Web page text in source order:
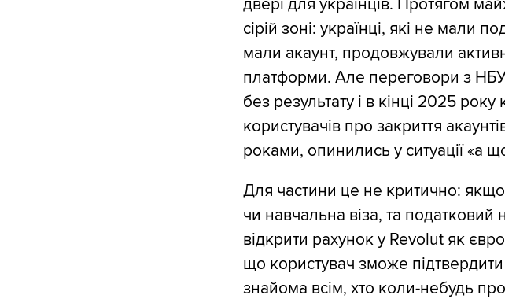
двері для українців. Протягом
сірій зоні: українці, які не мали
мали акаунт, продовжували
платформи. Але переговори з НБУ
без результату і в кінці 2025
користувачів про закриття
роками, опинились у ситуації «а
Для частини це не критично:
чи навчальна віза, та
відкрити рахунок у Revolut як
що користувач зможе
знайома всім, хто коли-небудь